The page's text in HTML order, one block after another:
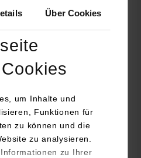
Über Cookies
um Inhalte und
Funktionen für
zu können und die
zu analysieren.
zu Ihrer
unser Karriereportal. Sollten
uns unter 0711 652518529 an.